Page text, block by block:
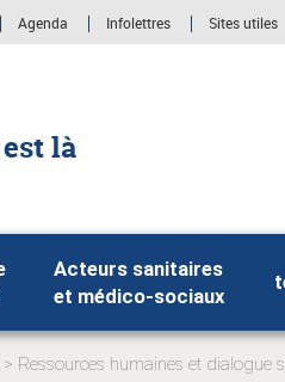
Agenda Infolettres Sites utiles
là
Acteurs sanitaires
et médico-sociaux
Ressources humaines et dialogue